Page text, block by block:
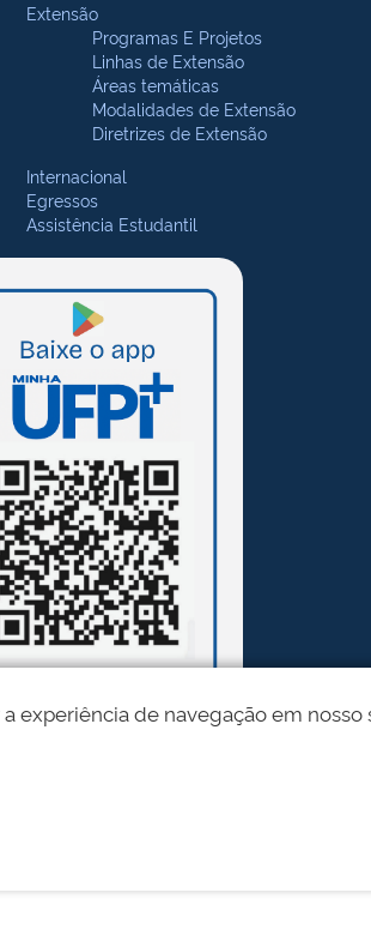
Extensão
Programas E Projetos
Linhas de Extensão
Áreas temáticas
Modalidades de Extensão
Diretrizes de Extensão
Internacional
Egressos
Assistência Estudantil
experiência de navegação em